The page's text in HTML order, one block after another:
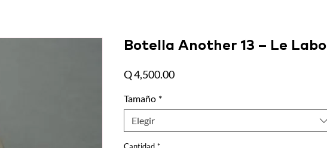
Botella Another 13 – Le Labo
Q 4,500.00Precio
Tamaño *
Elegir